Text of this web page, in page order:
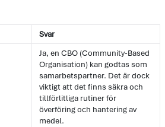
Svar
Ja, en CBO (Community-Based
Organisation) kan godtas som
samarbetspartner. Det är dock
viktigt att det finns säkra och
tillförlitliga rutiner för
överföring och hantering av
medel.